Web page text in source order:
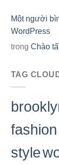
Một người
WordPress
trong Chào
TAG
fashion
style